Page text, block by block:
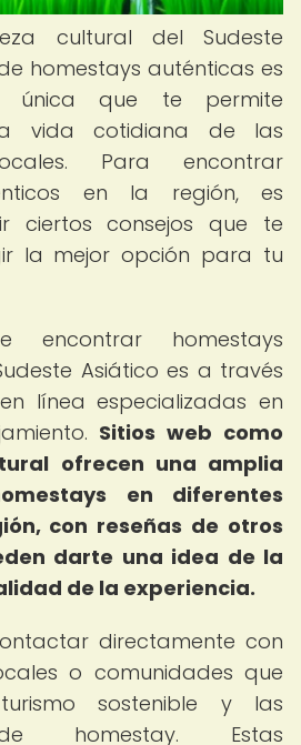
cultural del Sudeste
homestays auténticas es
única que te permite
vida cotidiana de las
Para encontrar
en la región, es
ciertos consejos que te
la mejor opción para tu
homestays
Asiático es a través
línea especializadas en
Sitios web como
ofrecen una amplia
en diferentes
con reseñas de otros
darte una idea de la
de la experiencia.
directamente con
o comunidades que
sostenible y las
homestay. Estas